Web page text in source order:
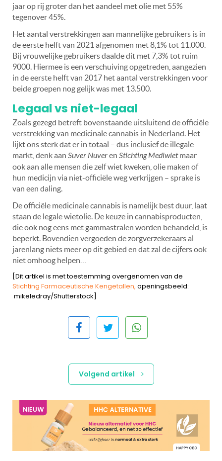
jaar op rij groter dan het aandeel met olie met 55%
tegenover 45%.
Het aantal verstrekkingen aan mannelijke gebruikers is in
de eerste helft van 2021 afgenomen met 8,1% tot 11.000.
Bij vrouwelijke gebruikers daalde dit met 7,3% tot ruim
9000. Hiermee is een verschuiving opgetreden, aangezien
in de eerste helft van 2017 het aantal verstrekkingen voor
beide groepen nog gelijk was met 13.500.
Legaal vs niet-legaal
Zoals gezegd betreft bovenstaande uitsluitend de officiële
verstrekking van medicinale cannabis in Nederland. Het
lijkt ons sterk dat er in totaal – dus inclusief de illegale
markt, denk aan Suver Nuveren Stichting Mediwietmaar
ook aan alle mensen die zelf wiet kweken, olie maken of
hun medicijn via niet-officiële weg verkrijgen – sprake is
van een daling.
De officiële medicinale cannabis is namelijk best duur, laat
staan de legale wietolie. De keuze in cannabisproducten,
die ook nog eens met gammastralen worden behandeld, is
beperkt. Bovendien vergoeden de zorgverzekeraars al
jarenlang niets meer op dit gebied en dat zal de cijfers ook
niet omhoog helpen…
[Dit artikel is met toestemming overgenomen van de
Stichting Farmaceutische Kengetallen, openingsbeeld:
mikeledray/Shutterstock]
Volgend artikel